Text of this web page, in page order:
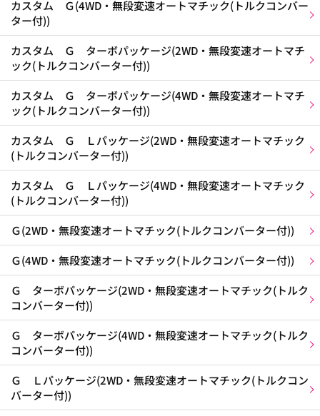
カスタム Ｇ(4WD・無段変速オートマチック(トルクコンバー
ター付))
カスタム Ｇ ターボパッケージ(2WD・無段変速オートマチ
ック(トルクコンバーター付))
カスタム Ｇ ターボパッケージ(4WD・無段変速オートマチ
ック(トルクコンバーター付))
カスタム Ｇ Ｌパッケージ(2WD・無段変速オートマチック
(トルクコンバーター付))
カスタム Ｇ Ｌパッケージ(4WD・無段変速オートマチック
(トルクコンバーター付))
Ｇ(2WD・無段変速オートマチック(トルクコンバーター付))
Ｇ(4WD・無段変速オートマチック(トルクコンバーター付))
Ｇ ターボパッケージ(2WD・無段変速オートマチック(トルク
コンバーター付))
Ｇ ターボパッケージ(4WD・無段変速オートマチック(トルク
コンバーター付))
Ｇ Ｌパッケージ(2WD・無段変速オートマチック(トルクコン
バーター付))